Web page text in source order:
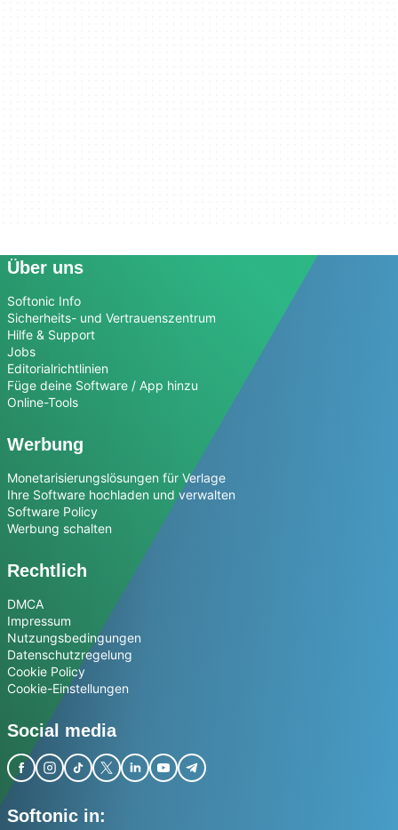
Über uns
Softonic Info
Sicherheits- und Vertrauenszentrum
Hilfe & Support
Jobs
Editorialrichtlinien
Füge deine Software / App hinzu
Online-Tools
Werbung
Monetarisierungslösungen für Verlage
Ihre Software hochladen und verwalten
Software Policy
Werbung schalten
Rechtlich
DMCA
Impressum
Nutzungsbedingungen
Datenschutzregelung
Cookie Policy
Cookie-Einstellungen
Social media
Softonic in: